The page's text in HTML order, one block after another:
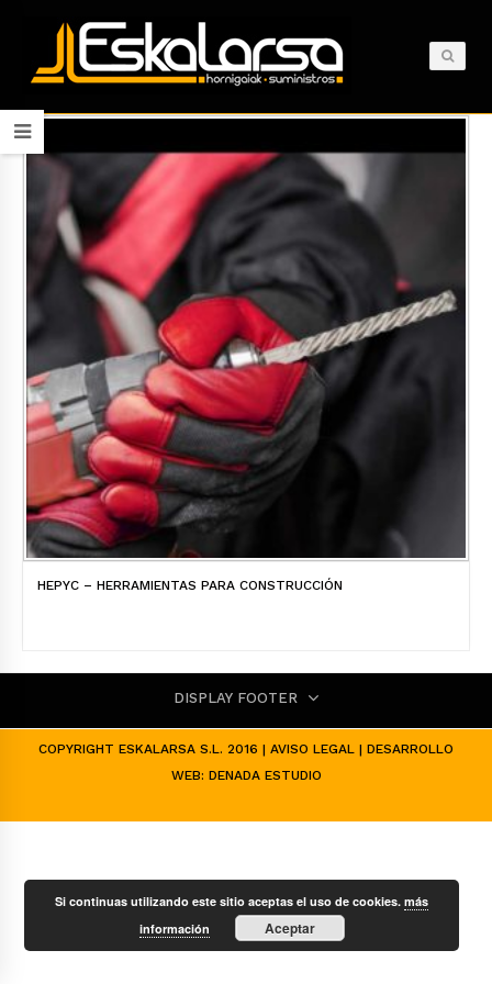
HEPYC – HERRAMIENTAS PARA CONSTRUCCIÓN
DISPLAY FOOTER
COPYRIGHT ESKALARSA S.L. 2016 | AVISO LEGAL | DESARROLLO
WEB: DENADA ESTUDIO
Si continuas utilizando este sitio aceptas el uso de cookies.más
información
Aceptar